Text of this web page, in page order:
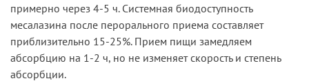
примерно через 4-5 ч. Системная биодоступность
месалазина после перорального приема составляет
приблизительно 15-25%. Прием пищи замедляем
абсорбцию на 1-2 ч, но не изменяет скорость и степень
абсорбции.